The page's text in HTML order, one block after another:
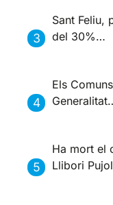
Sant Feliu,
del 30%…
Els
Ha mort el
Llibori Pujol